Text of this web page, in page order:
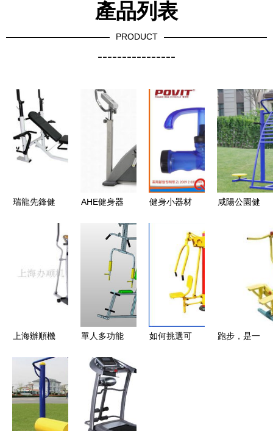
產品列表
PRODUCT
----------------
瑞龍先鋒健
遇
AHE健身器
的全能家庭
健身房
健身小器材
電子計數卡
路里握力器
塑料柄握力
器專利產品
廠家直銷健
身器材圖
咸陽公園健
年人健身器
上海辦順機
傳統健身器
材的多維探
態建設
單人多功能
3D設計 融
合CAD圖與
ProE三維
圖的技術解
如何挑選可
跑步，是一